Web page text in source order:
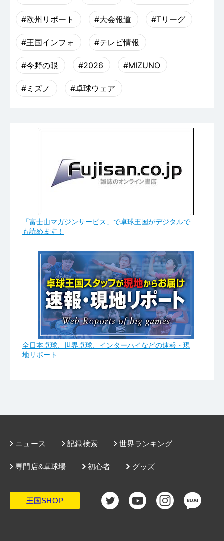
#欧州リポート #大会報道 #Tリーグ
#王国インフォ #テレビ情報
#今野の眼 #2026 #MIZUNO
#ミズノ #卓球ウェア
「富士山マガジンサービス」で卓球王国がデジタルで
も読めます！
全日本卓球、世界卓球、インターハイなどの速報・現
地リポート
ニュース 記録検索 世界ランキング
グッズ
専門店&卓球場 初心者
王国SHOP